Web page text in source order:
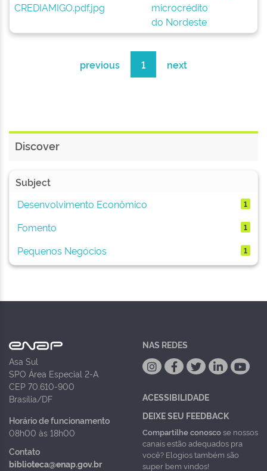
microcrédito
do Nordeste
previous 1 next
Discover
Subject
Desenvolvimento Econômico
1
Fomento 1
Pequenos Negócios 1
Asa Sul
SPO Área Especial 2-A
CEP 70.610-900
Brasília/DF
Horário de funcionamento
08h00 às 18h00
Contato
biblioteca@enap.gov.br
NAS REDES
ACESSIBILIDADE
DEIXE SEU FEEDBACK
Compartilhe conoscose nossos
canais estão adequados pra
você? Elogios também são
super bem vindos!